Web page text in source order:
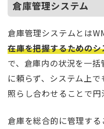
倉庫管理システム
倉庫管理システムとは
在庫を把握するためのシ
で、倉庫内の状況を一
に頼らず、システム上で
照らし合わせることで円
倉庫を総合的に管理す